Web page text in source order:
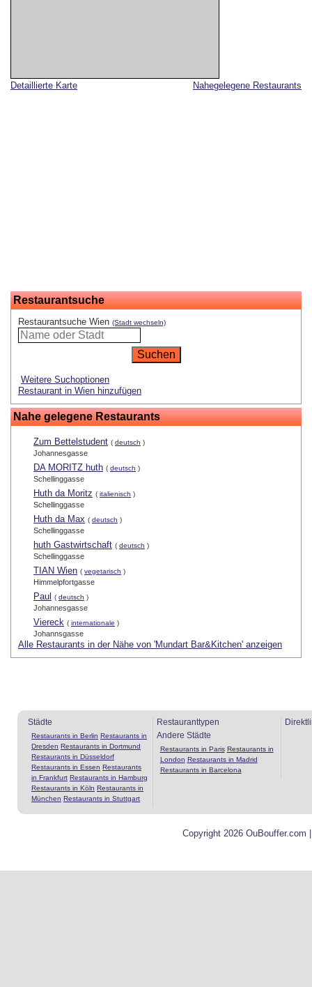
Nahegelegene Restaurants
Detaillierte Karte
Restaurantsuche
Restaurantsuche Wien (Stadt wechseln)
Weitere Suchoptionen
Restaurant in Wien hinzufügen
Nahe gelegene Restaurants
Zum Bettelstudent ( deutsch )
Johannesgasse
DA MORITZ huth ( deutsch )
Schellinggasse
Huth da Moritz ( italienisch )
Schellinggasse
Huth da Max ( deutsch )
Schellinggasse
huth Gastwirtschaft ( deutsch )
Schellinggasse
TIAN Wien ( vegetarisch )
Himmelpfortgasse
Paul ( deutsch )
Johannesgasse
Viereck ( internationale )
Johannsgasse
Alle Restaurants in der Nähe von 'Mundart Bar&Kitchen' anzeigen
Städte
Restaurants in Berlin Restaurants in
Dresden Restaurants in Dortmund
Restaurants in Düsseldorf
Restaurants in Essen Restaurants
in Frankfurt Restaurants in Hamburg
Restaurants in Köln Restaurants in
München Restaurants in Stuttgart
Restauranttypen
Andere Städte
Restaurants in Paris Restaurants in
London Restaurants in Madrid
Restaurants in Barcelona
Copyright 2026 OuBouffer.com